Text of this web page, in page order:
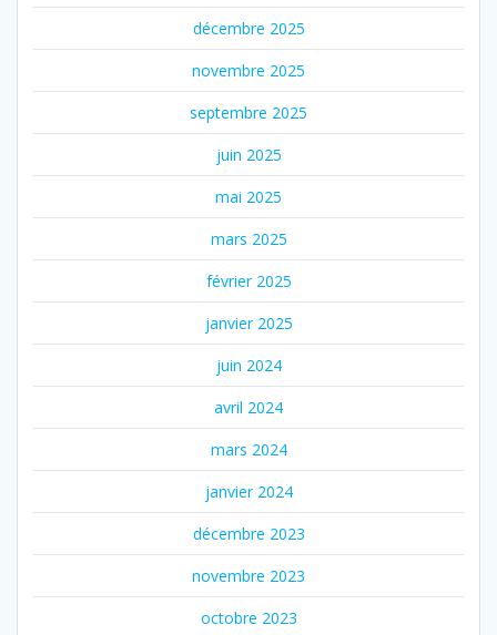
décembre 2025
novembre 2025
septembre 2025
juin 2025
mai 2025
mars 2025
février 2025
janvier 2025
juin 2024
avril 2024
mars 2024
janvier 2024
décembre 2023
novembre 2023
octobre 2023